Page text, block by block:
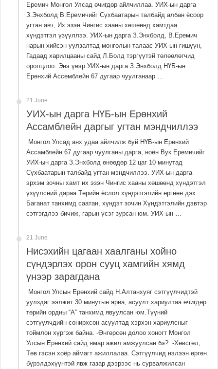
Еремич Монгол Улсад өчигдөр айлчиллаа. УИХ-ын дарга
З.Энхболд В.Еремичийг Сүхбаатарын талбайд албан ёсоор
угтан авч, Их эзэн Чингис хааны хөшөөнд хамтдаа
хүндэтгэл үзүүллээ. УИХ-ын дарга З.Энхболд, В.Еремич
нарын хийсэн уулзалтад монголын талаас УИХ-ын гишүүн,
Гадаад харилцааны сайд Л.Болд тэргүүтэй төлөөлөгчид
оролцлоо. Энэ үеэр УИХ-ын дарга З.Энхболд НҮБ-ын
Ерөнхий Ассемблейн 67 дугаар чуулганаар …
21 June
УИХ-ын дарга НҮБ-ын Ерөнхий
Ассамблейн даргыг угтан мэндчиллээ
Монгол Улсад анх удаа айлчилж буй НҮБ-ын Ерөнхий
Ассамблейн 67 дугаар чуулганы дарга, ноён Вук Еремичийг
УИХ-ын дарга З.Энхболд өнөөдөр 12 цаг 10 минутад
Сүхбаатарын талбайд угтан мэндчиллээ. УИХ-ын дарга
эрхэм зочны хамт их эзэн Чингис хааны хөшөөнд хүндэтгэл
үзүүлсний дараа Төрийн ёслол хүндэтгэлийн өргөөн дэх
Баганат танхимд саатан, хүндэт зочин Хүндэтгэлийн дэвтэр
сэтгэгдлээ бичиж, гарын үсэг зурсан юм. УИХ-ын …
21 June
Нисэхийн цагаан хаалганы хойно
сүндэрлэх орон сууц хамгийн хямд
үнээр зарагдана
Монгол Улсын Ерөнхий сайд Н.Алтанхуяг сэтгүүлчидтэй
уулздаг ээлжит 30 минутын яриа, асуулт хариултаа өчигдөр
төрийн ордны “А” танхимд явуулсан юм.Түүний
сэтгүүлчдийн сонирхсон асуултад хэрхэн хариулсныг
тоймлон хүргэж байна. -Өнгөрсөн долоо хоногт Монгол
Улсын Ерөнхий сайд ямар ажил амжуулсан бэ? -Хөвсгөл,
Төв гэсэн хоёр аймагт ажиллалаа. Сэтгүүлчид нэлээн өргөн
бүрэлдэхүүнтэй явж газар дээрээс нь сур­валжилсан